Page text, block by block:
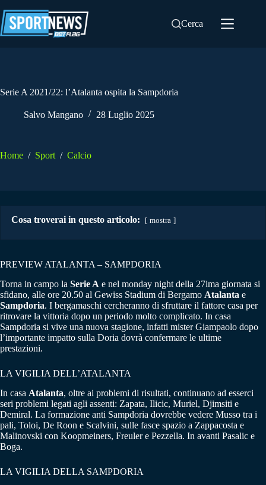
al
contenuto
Cerca
Serie A 2021/22: l’Atalanta ospita la Sampdoria
Salvo Mangano 28 Luglio 2025
Home / Sport / Calcio
Cosa troverai in questo articolo: mostra
PREVIEW ATALANTA – SAMPDORIA
Torna in campo la Serie A e nel monday night della 27ima giornata si
sfidano, alle ore 20.50 al Gewiss Stadium di Bergamo Atalanta e
Sampdoria. I bergamaschi cercheranno di sfruttare il fattore casa per
ritrovare la vittoria dopo un periodo molto complicato. In casa
Sampdoria si vive una nuova stagione, infatti mister Giampaolo dopo
l’importante impatto sulla Doria dovrà confermare le ultime
prestazioni.
LA VIGILIA DELL’ATALANTA
In casa Atalanta, oltre ai problemi di risultati, continuano ad esserci
seri problemi legati agli assenti: Zapata, Ilicic, Muriel, Djimsiti e
Demiral. La formazione anti Sampdoria dovrebbe vedere Musso tra i
pali, Toloi, De Roon e Scalvini, sulle fasce spazio a Zappacosta e
Malinovski con Koopmeiners, Freuler e Pezzella. In avanti Pasalic e
Boga.
LA VIGILIA DELLA SAMPDORIA